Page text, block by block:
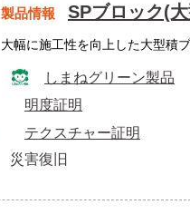
製品情報 SPブロック(
大幅に施工性を向上した大型積
しまねグリーン製品
明度証明
テクスチャー証明
災害復旧